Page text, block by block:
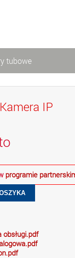
tubowe
IP
programie
obsługi.pdf